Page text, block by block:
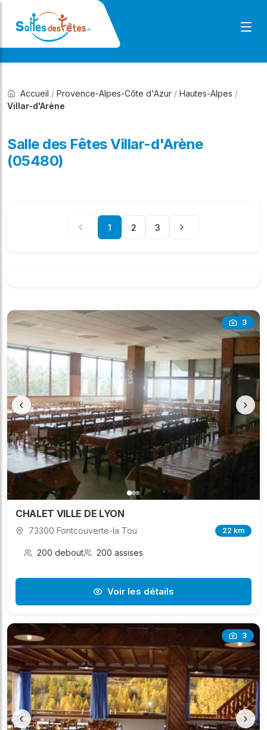
Accueil / Provence-Alpes-Côte d'Azur / Hautes-Alpes /
Villar-d'Arène
Salle des Fêtes Villar-d'Arène
(05480)
1 2 3
3
‹ ›
CHALET VILLE DE LYON
73300 Fontcouverte-la Tou 22 km
200 debout 200 assises
Voir les détails
3
‹ ›